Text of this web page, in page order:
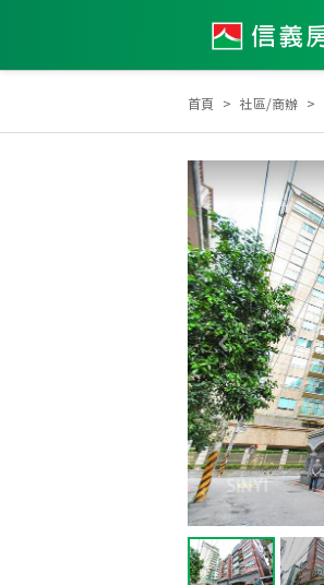
首頁 社區/商辦
2005年度服務品質獎